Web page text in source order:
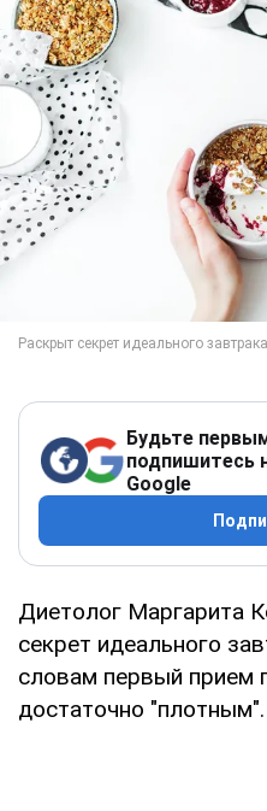
Будьте
подпишитесь
Google
Диетолог Маргарита
секрет идеального
словам первый прием
достаточно "плотным".